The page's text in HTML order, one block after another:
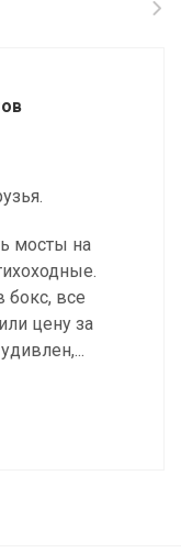
мосты на
бокс, все
цену за